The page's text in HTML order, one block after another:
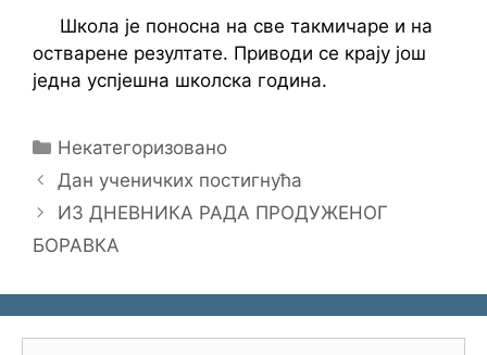
Школа је поносна на све такмичаре и на
остварене резултате. Приводи се крају још
једна успјешна школска година.
Categories
Некатегоризовано
Дан ученичких постигнућа
ИЗ ДНЕВНИКА РАДА ПРОДУЖЕНОГ
БОРАВКА